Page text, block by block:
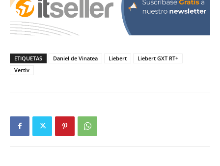
ETIQUETAS Daniel de Vinatea Liebert
Liebert GXT RT+
Vertiv